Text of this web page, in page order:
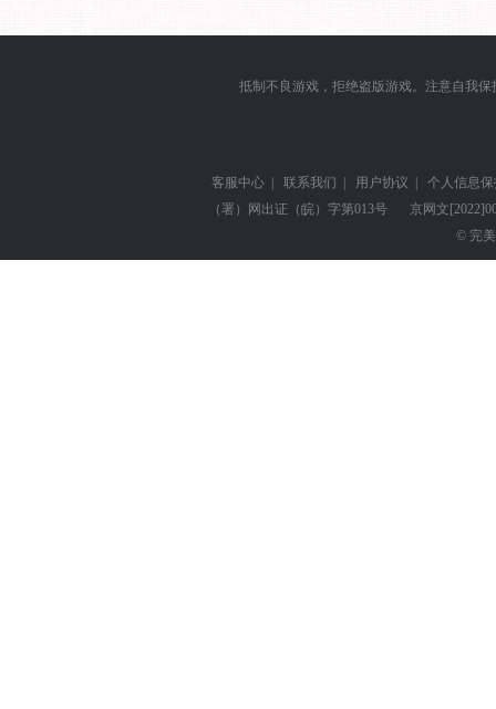
抵制不良游戏，拒绝盗版游戏。注意自我
客服中心 | 联系我们 | 用户协议 |
个人信息
（署）网出证（皖）字第013号
京网文
© 完美